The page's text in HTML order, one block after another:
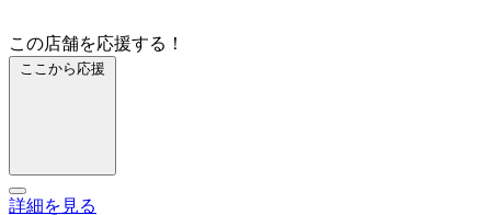
この店舗を応援する！
ここから応援
詳細を見る